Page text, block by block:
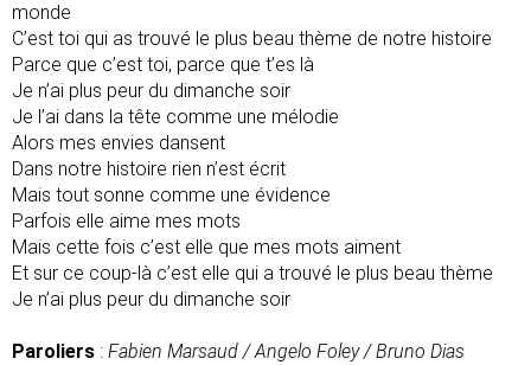
monde
C’est toi qui as trouvé le plus beau thème de notre histoire
Parce que c’est toi, parce que t’es là
Je n’ai plus peur du dimanche soir
Je l’ai dans la tête comme une mélodie
Alors mes envies dansent
Dans notre histoire rien n’est écrit
Mais tout sonne comme une évidence
Parfois elle aime mes mots
Mais cette fois c’est elle que mes mots aiment
Et sur ce coup-là c’est elle qui a trouvé le plus beau thème
Je n’ai plus peur du dimanche soir
Paroliers : Fabien Marsaud / Angelo Foley / Bruno Dias